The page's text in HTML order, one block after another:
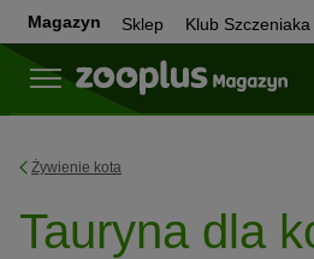
Magazyn Sklep Klub Szczeniaka
Żywienie kota
Tauryna dla